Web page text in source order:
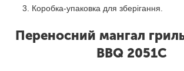
Коробка-упаковка для зберігання.
Переносний мангал
BBQ 2051C